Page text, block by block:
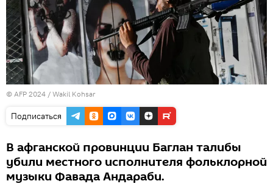
© AFP 2024 / Wakil Kohsar
Подписаться
В афганской провинции Баглан талибы
убили местного исполнителя фольклорной
музыки Фавада Андараби.